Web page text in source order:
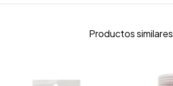
Productos similares